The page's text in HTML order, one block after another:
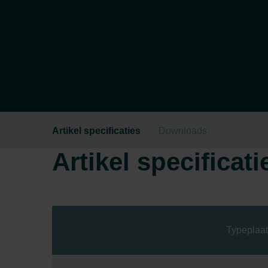
Artikel specificaties Downloads
Artikel
Typeplaat